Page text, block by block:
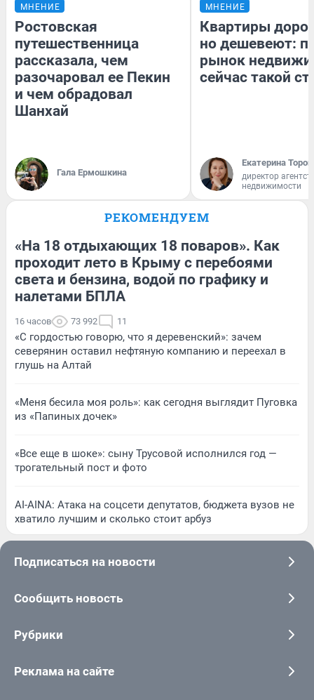
МНЕНИЕ
Ростовская
путешественница
рассказала, чем
разочаровал ее Пекин
и чем обрадовал
Шанхай
Гала Ермошкина
МНЕНИЕ
Квартиры
но дешевеют:
рынок
сейчас такой
Екатерина
директор
недвижимости
РЕКОМЕНДУЕМ
«На 18 отдыхающих 18 поваров». Как
проходит лето в Крыму с перебоями
света и бензина, водой по графику и
налетами БПЛА
16 часов 73 992 11
«С гордостью говорю, что я деревенский»: зачем
северянин оставил нефтяную компанию и переехал в
глушь на Алтай
«Меня бесила моя роль»: как сегодня выглядит Пуговка
из «Папиных дочек»
«Все еще в шоке»: сыну Трусовой исполнился год —
трогательный пост и фото
AI-AINA: Атака на соцсети депутатов, бюджета вузов не
хватило лучшим и сколько стоит арбуз
Подписаться на новости
Сообщить новость
Рубрики
Реклама на сайте